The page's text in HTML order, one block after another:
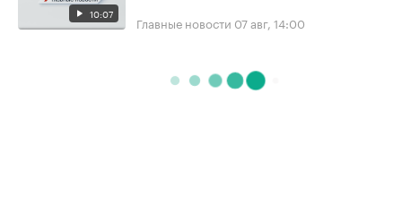
10:07 Главные новости 07 авг, 14:00